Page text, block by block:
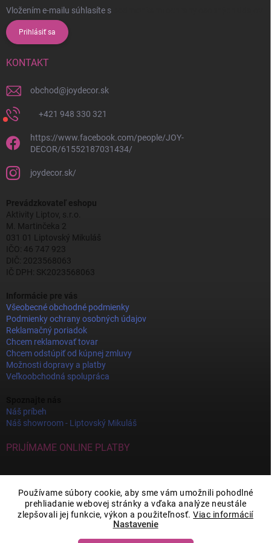
Používame súbory cookie, aby sme vám umožnili pohodlné
prehliadanie webovej stránky a vďaka analýze neustále
zlepšovali jej funkcie, výkon a použiteľnosť.Viac informácií
Nastavenie
Vložením e-mailu súhlasíte s
Prihlásiť sa
KONTAKT
obchod@joydecor.sk
+421 948 330 321
https://www.facebook.com/people/JOY-
DECOR/61552187031434/
joydecor.sk/
Prevádzkovateľ eshopu
Aktivity Liptov, s.r.o.
M. Martinčeka 2
031 01 Liptovský Mikuláš
IČO: 46 747 923
DIČ: 2023568063
IČ DPH: SK2023568063
Informácie pre vás
Všeobecné obchodné podmienky
Podmienky ochrany osobných údajov
Reklamačný poriadok
Chcem reklamovať tovar
Chcem odstúpiť od kúpnej zmluvy
Možnosti dopravy a platby
Veľkoobchodná spolupráca
Náš príbeh
Náš showroom - Liptovský Mikuláš
PRIJÍMAME ONLINE PLATBY